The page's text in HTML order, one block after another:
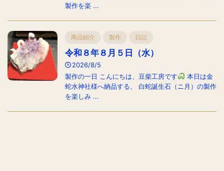
製作を楽 ...
商品紹介 製作 日記
令和８年８月５日（水）
2026/8/5
製作の一日 こんにちは、豆柴工房です
本日は金
蛇水神社様へ納品する、 白蛇誕生石（ニ月）の製作
を楽しみ ...